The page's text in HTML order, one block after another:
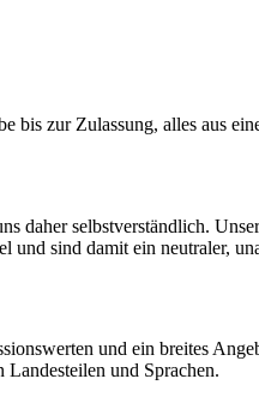
bis zur Zulassung, alles aus
daher selbstverständlich.
sind damit ein neutraler,
und ein breites
und Sprachen.